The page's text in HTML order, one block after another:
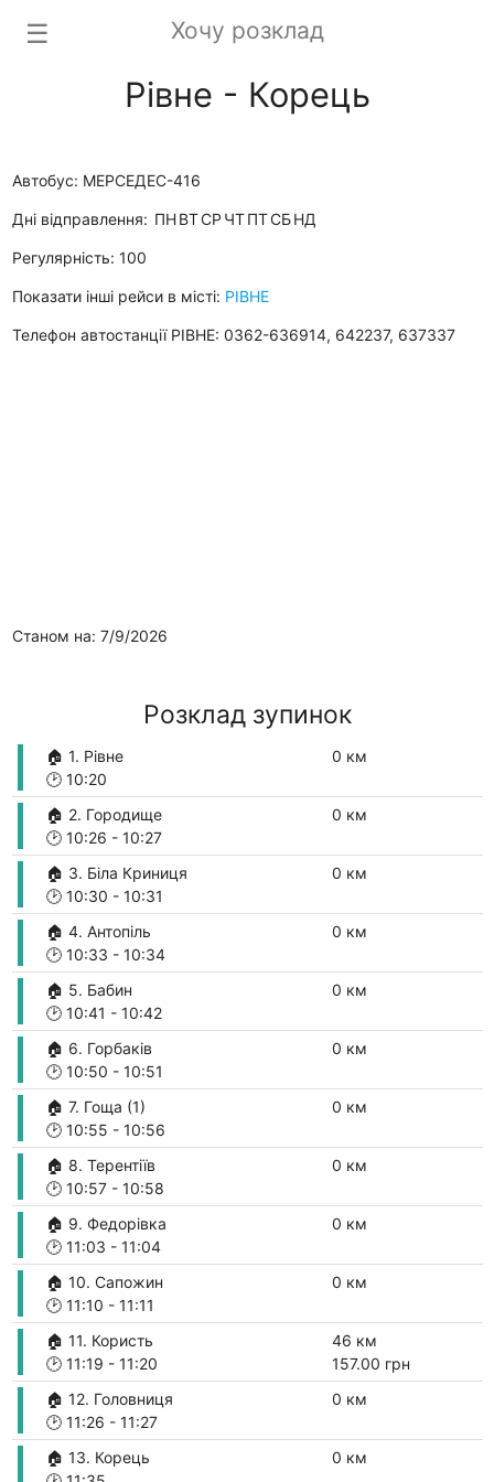
Хочу розклад
☰
Рівне - Корець
Автобус: МЕРСЕДЕС-416
Дні відправлення: ПН ВТСР ЧТ ПТСБ НД
Регулярність: 100
Показати інші рейси в місті: РІВНЕ
Телефон автостанції РІВНЕ: 0362-636914, 642237, 637337
Станом на: 7/9/2026
Розклад зупинок
🏠 1. Рівне
🕑10:20
0 км
🏠 2. Городище
🕑10:26 - 10:27
0 км
🏠 3. Біла Криниця
🕑10:30 - 10:31
0 км
🏠 4. Антопіль
🕑10:33 - 10:34
0 км
🏠 5. Бабин
🕑10:41 - 10:42
0 км
🏠 6. Горбаків
🕑10:50 - 10:51
0 км
🏠 7. Гоща (1)
🕑10:55 - 10:56
0 км
🏠 8. Терентіїв
🕑10:57 - 10:58
0 км
🏠 9. Федорівка
🕑11:03 - 11:04
0 км
🏠 10. Сапожин
🕑11:10 - 11:11
0 км
🏠 11. Користь
🕑11:19 - 11:20
46 км
157.00 грн
🏠 12. Головниця
🕑11:26 - 11:27
0 км
🏠 13. Корець
0 км